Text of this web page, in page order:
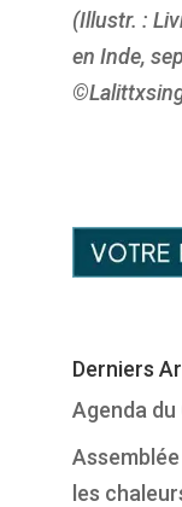
(Illustr. :
en Inde,
Derniers
Agenda du
les